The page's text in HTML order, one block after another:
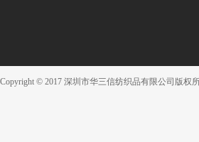
Copyright © 2017 深圳市华三信纺织品有限公司版权